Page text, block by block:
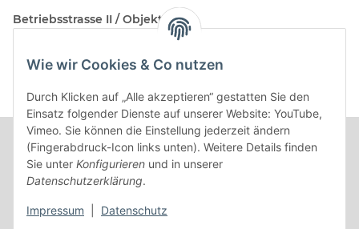
Wie wir Cookies & Co nutzen
Durch Klicken auf „Alle akzeptieren“ gestatten Sie den
Einsatz folgender Dienste auf unserer Website: YouTube,
Vimeo. Sie können die Einstellung jederzeit ändern
(Fingerabdruck-Icon links unten). Weitere Details finden
Sie unter Konfigurieren und in unserer
Datenschutzerklärung.
Impressum Datenschutz
Betriebsstrasse II / Objekt 17
Kontakt